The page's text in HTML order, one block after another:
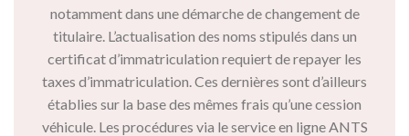
notamment dans une démarche de changement de
titulaire. L’actualisation des noms stipulés dans un
certificat d’immatriculation requiert de repayer les
taxes d’immatriculation. Ces dernières sont d’ailleurs
établies sur la base des mêmes frais qu’une cession
véhicule. Les procédures via le service en ligne ANTS